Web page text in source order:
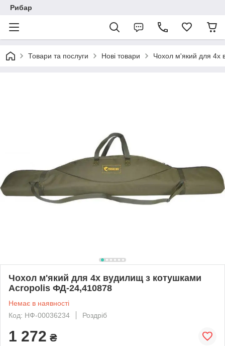
Рибар
Товари та послуги Нові товари Чохол м'який для 4х
Чохол м'який для 4х вудилищ з котушками
Acropolis ФД-24,410878
Немає в наявності
Код: НФ-00036234
Роздріб
1 272 ₴